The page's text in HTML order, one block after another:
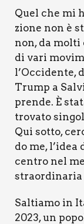
Quel che mi
zio­ne non è
non, da mol­ti
di vari
l’Occidente,
Trump a
pren­de. È
tro­va­to
Qui sot­to,
do me,
cen­tro nel
straor­di­na­ria
Sal­tia­mo in
2023, un